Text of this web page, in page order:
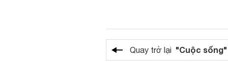
Quay trở lại "Cuộc sống"